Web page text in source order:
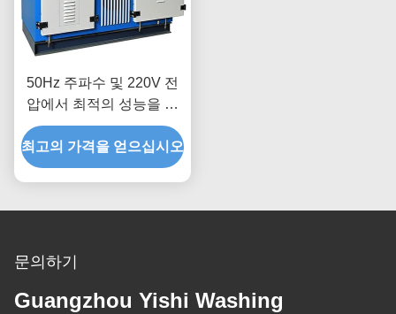
50Hz 주파수 및 220V 전
압에서 최적의 성능을 발
휘하는 내구성이 뛰어난
산업용 건조기
최고의 가격을 얻으십시오
문의하기
Guangzhou Yishi Washing